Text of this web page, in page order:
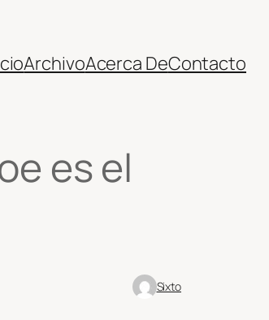
ArchivoAcerca DeContacto
es el
Sixto